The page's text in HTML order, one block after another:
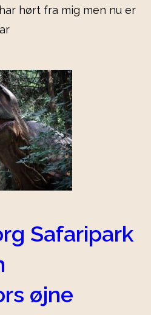
hørt fra mig men nu er
Safaripark
øjne